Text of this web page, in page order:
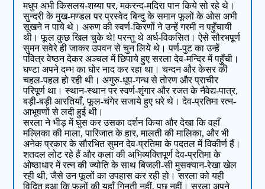
मधुप अभी किसलय-शय्या पर, मकरन्द-मदिरा पान किये सो रहे थे।
सुन्दरी के मुख-मण्डल पर प्रस्वेद बिन्दु के समान फूलों के ओस अभी
सूखने न पाये थे। अरुण की स्वर्ण-किरणों ने उन्हें गरमी न पहुँचायी
थी। फूल कुछ खिल चुके थे! परन्तु थे अर्ध-विकसित। ऐसे सौरभपूर्ण
सुमन सवेरे ही जाकर उपवन से चुन लिये थे। पर्ण-पुट का उन्हें
पवित्र वेष्ठन देकर अञ्चल में छिपाये हुए सरला देव-मन्दिर में पहुँची।
घण्टा अपने दम्भ का घोर नाद कर रहा था। चन्दन और केसर की
चहल-पहल हो रही थी। अगुरु-धूप-गन्ध से तोरण और प्राचीर
परिपूर्ण था। स्थान-स्थान पर स्वर्ण-शृंगार और रजत के नैवेद्य-पात्र,
बड़ी-बड़ी आरतियाँ, फूल-चंगेर सजाये हुए धरे थे। देव-प्रतिमा रत्न-
आभूषणों से लदी हुई थी।
सरला ने भीड़ में घुस कर उसका दर्शन किया और देखा कि वहाँ
मल्लिका की माला, पारिजात के हार, मालती की मालिका, और भी
अनेक प्रकार के सौरभित सुमन देव-प्रतिमा के पदतल में विकीर्ण हैं।
शतदल लोट रहे हैं और कला की अभिव्यक्तिपूर्ण देव-प्रतिमा के
ओष्ठाधार में रत्न की ज्योति के साथ बिजली-सी मुसक्यान-रेखा खेल
रही थी, जैसे उन फूलों का उपहास कर रही हो। सरला को यही
विदित हुआ कि फूलों की यहाँ गिनती नहीं, पूछ नहीं। सरला अपने